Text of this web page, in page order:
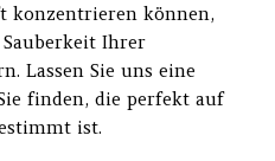
konzentrieren können,
Ihrer
Lassen Sie uns eine
finden, die perfekt auf
ist.